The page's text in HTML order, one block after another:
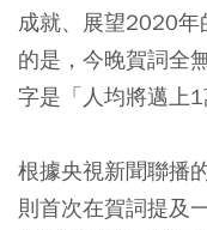
成就、展望2020年
的是，今晚賀詞全
字是「人均將邁上1
根據央視新聞聯播
則首次在賀詞提及